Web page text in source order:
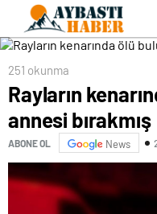
251 okunma
Rayların
annesi bırakmış
ABONE OL News